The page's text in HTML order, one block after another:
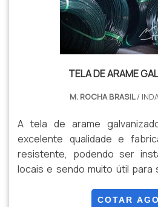
TELA DE ARAME
M. ROCHA BRASIL/
A tela de arame
excelente qualidade e
resistente, podendo ser
locais e sendo muito útil para
é a sua matéria-prima.A tela
COTAR